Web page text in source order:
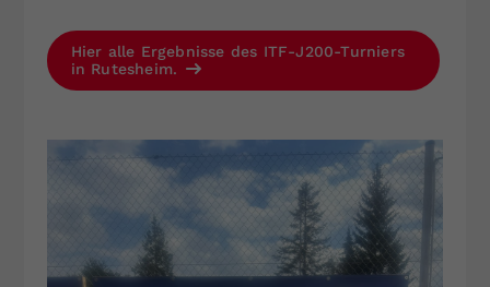
Hier alle Ergebnisse des ITF-J200-Turniers
in Rutesheim.